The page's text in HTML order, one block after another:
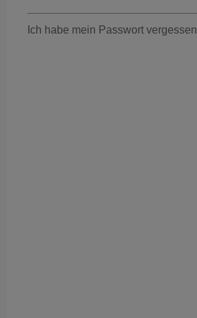
Ich habe mein Passwort vergessen